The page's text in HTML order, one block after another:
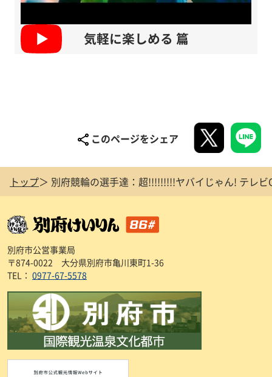
気軽に楽しめる 篇
このページをシェア
トップ 別府競輪の選手達：超!!!!!!!!!ヤバイじゃん! テレビ
別府市公営事業局
〒874-0022 大分県別府市亀川東町1-36
TEL： 0977-67-5578